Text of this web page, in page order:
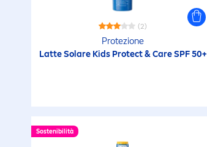
(2)
Protezione
Latte Solare Kids Protect&CareSPF 50+
Sostenibilità